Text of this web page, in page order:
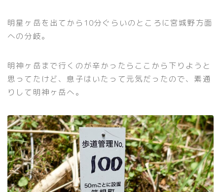
明星ヶ岳を出てから10分ぐらいのところに宮城野方面
への分岐。
明神ヶ岳まで行くのが辛かったらここから下りようと
思ってたけど、息子はいたって元気だったので、素通
りして明神ヶ岳へ。